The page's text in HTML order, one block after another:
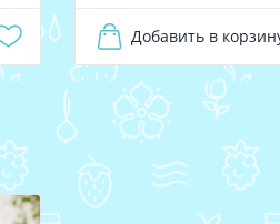
Добавить в